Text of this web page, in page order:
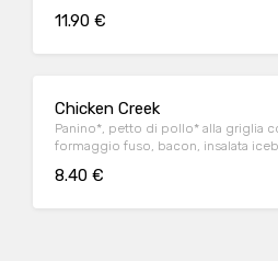
11.90 €
Chicken Creek
Panino*, petto di pollo* alla griglia
formaggio fuso, bacon, insalata
8.40 €